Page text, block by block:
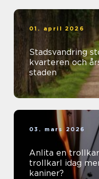
01. april 2026
Stadsvandring
kvarteren och
staden
03. mars 2026
Anlita en
trollkarl idag mer än bara hattar och
kaniner?